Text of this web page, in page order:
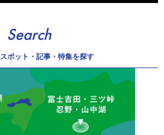
Search
スポット・記事・特集を探す